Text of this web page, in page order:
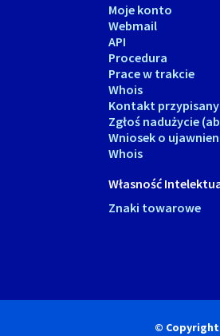
Moje konto
Webmail
API
Procedura
Prace w trakcie
Whois
Kontakt
Zgłoś nadużycie
Wniosek o
Whois
Własność
Znaki towarowe
© Copyright